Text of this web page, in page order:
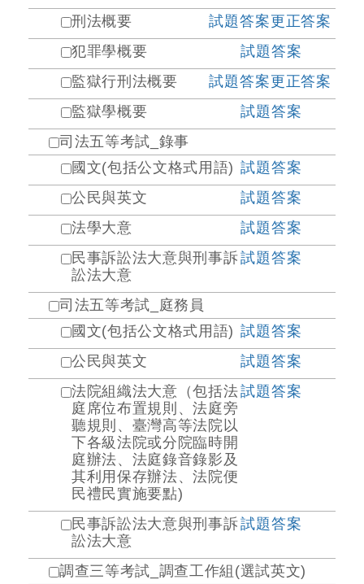
刑法概要 試題答案更正答案
犯罪學概要
試題答案
監獄行刑法概要
試題答案更正答案
監獄學概要
試題答案
司法五等考試_錄事
國文(包括公文格式用語) 試題答案
公民與英文
試題答案
法學大意
試題答案
民事訴訟法大意與刑事訴
訟法大意
試題答案
司法五等考試_庭務員
國文(包括公文格式用語) 試題答案
公民與英文
試題答案
法院組織法大意（包括法
庭席位布置規則、法庭旁
聽規則、臺灣高等法院以
下各級法院或分院臨時開
庭辦法、法庭錄音錄影及
其利用保存辦法、法院便
民禮民實施要點)
試題答案
民事訴訟法大意與刑事訴
訟法大意
試題答案
調查三等考試_調查工作組(選試英文)